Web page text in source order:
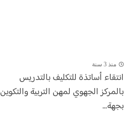
منذ 3 سنة
انتقاء أساتذة للتكليف بالتدريس
بالمركز الجهوي لمهن التربية والتكوين
بجهة...